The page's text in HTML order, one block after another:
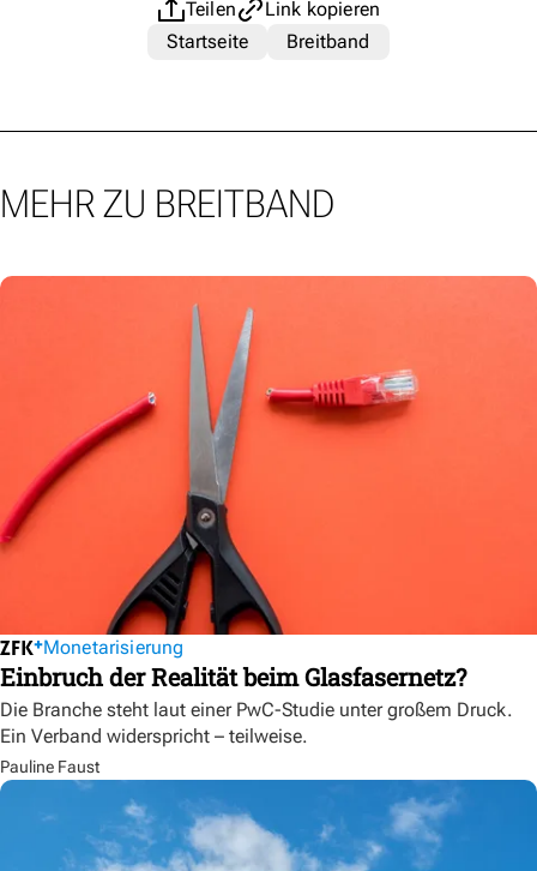
Teilen
Link kopieren
Startseite
Breitband
MEHR ZU BREITBAND
Monetarisierung
Einbruch der Realität beim Glasfasernetz?
Die Branche steht laut einer PwC-Studie unter großem Druck.
Ein Verband widerspricht – teilweise.
Pauline Faust